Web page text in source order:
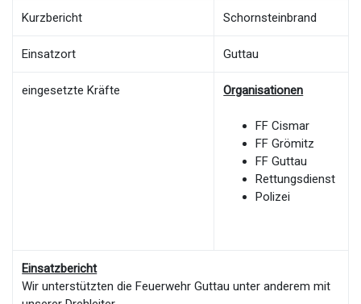
Kurzbericht Schornsteinbrand
Einsatzort Guttau
eingesetzte Kräfte Organisationen
FF Cismar
FF Grömitz
FF Guttau
Rettungsdienst
Polizei
Einsatzbericht
Wir unterstützten die Feuerwehr Guttau unter anderem mit